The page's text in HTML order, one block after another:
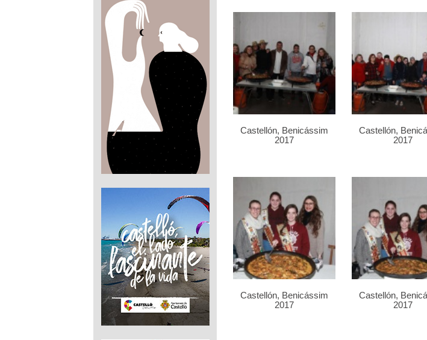
Castellón, Benicássim
2017
Castellón,
2017
Castellón, Benicássim
2017
Castellón,
2017